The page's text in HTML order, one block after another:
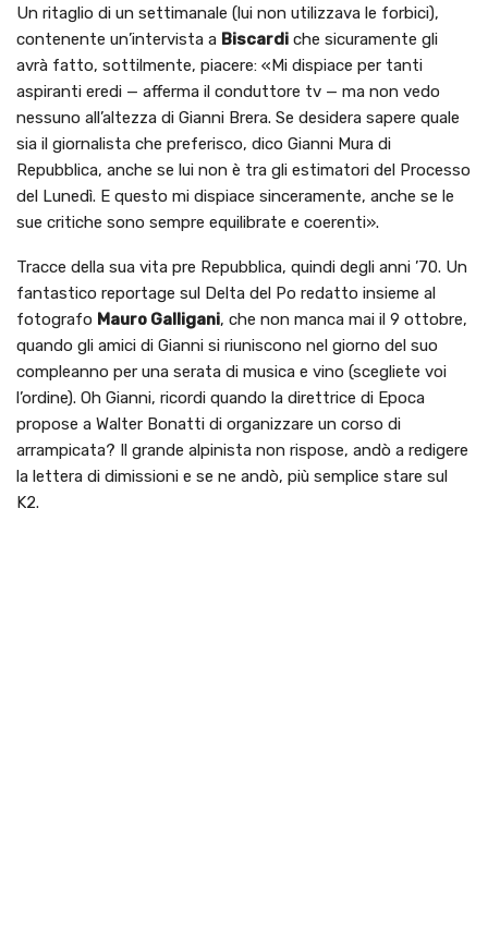
Un ritaglio di un settimanale (lui non utilizzava le forbici),
contenente un’intervista a Biscardi che sicuramente gli
avrà fatto, sottilmente, piacere: «Mi dispiace per tanti
aspiranti eredi — afferma il conduttore tv — ma non vedo
nessuno all’altezza di Gianni Brera. Se desidera sapere quale
sia il giornalista che preferisco, dico Gianni Mura di
Repubblica, anche se lui non è tra gli estimatori del Processo
del Lunedì. E questo mi dispiace sinceramente, anche se le
sue critiche sono sempre equilibrate e coerenti».
Tracce della sua vita pre Repubblica, quindi degli anni ’70. Un
fantastico reportage sul Delta del Po redatto insieme al
fotografo Mauro Galligani, che non manca mai il 9 ottobre,
quando gli amici di Gianni si riuniscono nel giorno del suo
compleanno per una serata di musica e vino (scegliete voi
l’ordine). Oh Gianni, ricordi quando la direttrice di Epoca
propose a Walter Bonatti di organizzare un corso di
arrampicata? Il grande alpinista non rispose, andò a redigere
la lettera di dimissioni e se ne andò, più semplice stare sul
K2.